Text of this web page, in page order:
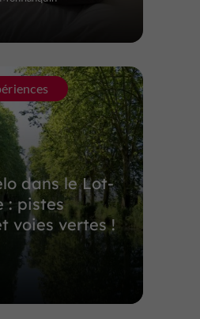
dans le Lot-
: pistes
voies vertes !